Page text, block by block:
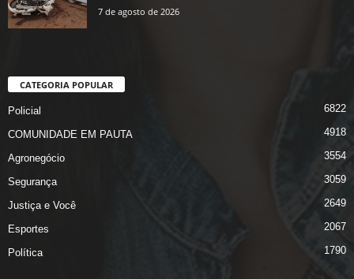
7 de agosto de 2026
CATEGORIA POPULAR
Policial 6822
COMUNIDADE EM PAUTA 4918
Agronegócio 3554
Segurança 3059
Justiça e Você 2649
Esportes 2067
Política 1790